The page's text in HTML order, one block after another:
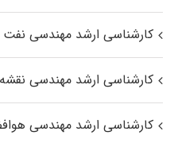
کارشناسی ارشد مهندسی نفت
کارشناسی ارشد مهندسی
کارشناسی ارشد مهندسی